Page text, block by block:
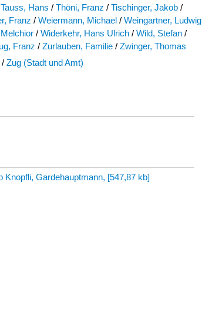
Tauss, Hans / Thöni, Franz / Tischinger, Jakob /
Franz / Weiermann, Michael / Weingartner, Ludwig
/ Widerkehr, Hans Ulrich / Wild, Stefan /
Franz / Zurlauben, Familie / Zwinger, Thomas
/ Zug (Stadt und Amt)
Knopfli, Gardehauptmann, [547,87 kb]